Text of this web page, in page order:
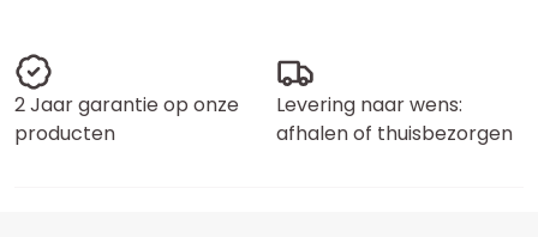
2 Jaar garantie op onze
producten
Levering naar wens:
afhalen of thuisbezorgen